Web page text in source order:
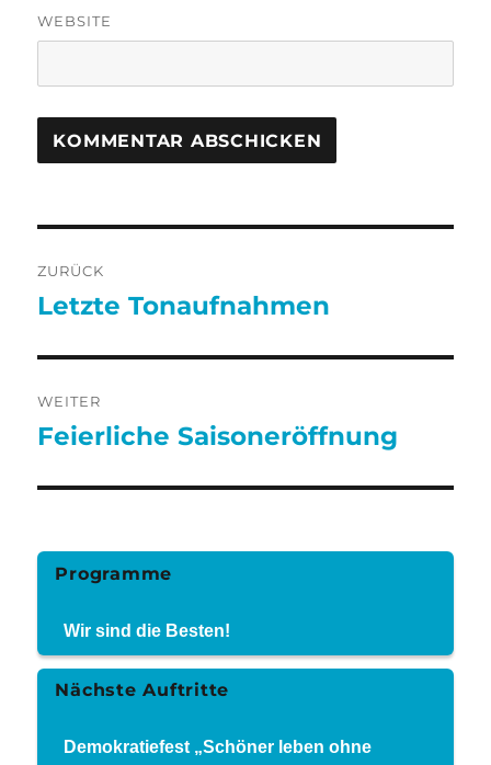
WEBSITE
ZURÜCK
Vorheriger
Letzte Tonaufnahmen
WEITER
Nächster
Feierliche Saisoneröffnung
Programme
Wir sind die Besten!
Nächste Auftritte
Demokratiefest „Schöner leben ohne